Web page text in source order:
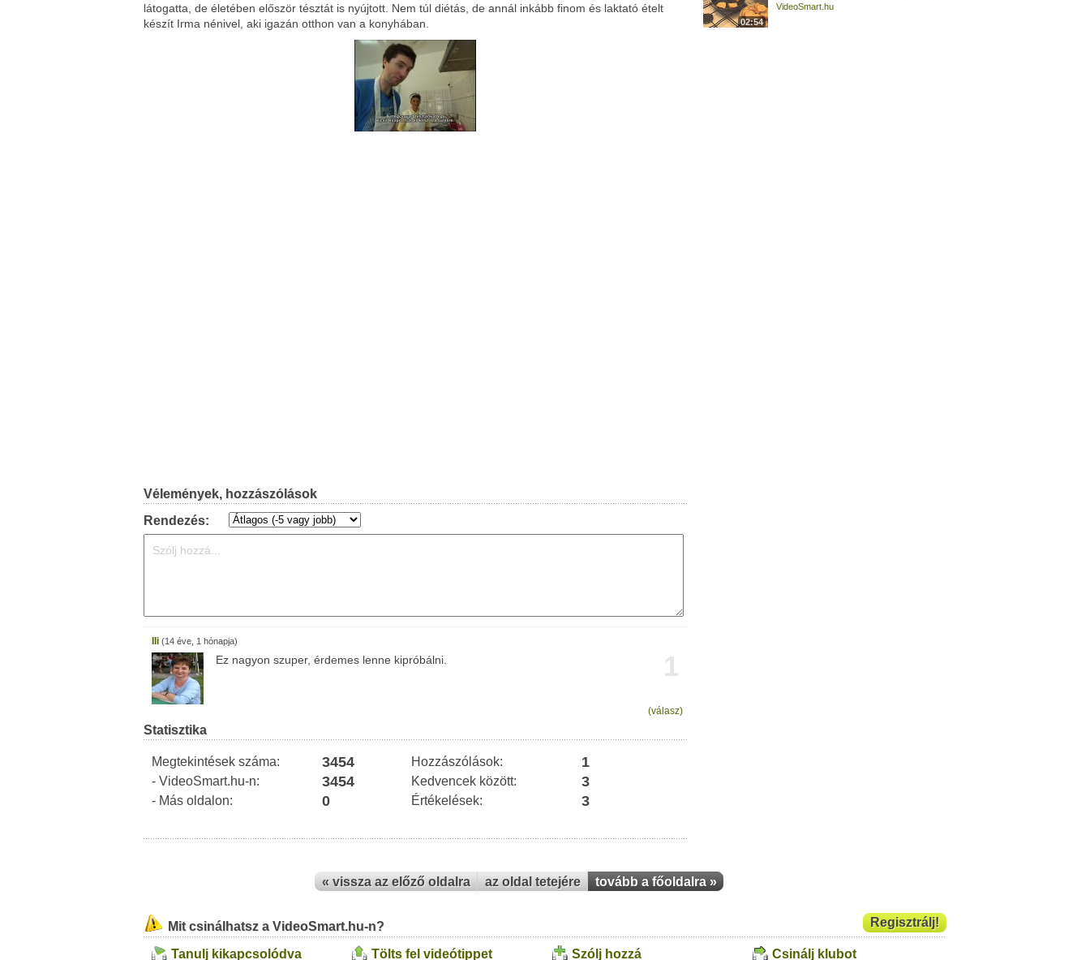
Címzett e-mail címe:
Google
látogatta, de életében először tésztát is nyújtott. Nem túl diétás, de annál inkább finom és laktató ételt
készít Irma nénivel, aki igazán otthon van a konyhában.
Vélemények, hozzászólások
Rendezés:
Ili (14 éve, 1 hónapja)
1
Ez nagyon szuper, érdemes lenne kipróbálni.
(válasz)
Statisztika
Megtekintések száma: 3454 Hozzászólások: 1
- VideoSmart.hu-n: 3454 Kedvencek között: 3
- Más oldalon: 0 Értékelések: 3
02:54
VideoSmart.hu
« vissza az előző oldalra az oldal tetejére tovább a főoldalra »
Regisztrálj!
Mit csinálhatsz a VideoSmart.hu-n?
Tanulj kikapcsolódva
Tölts fel videótippet Szólj hozzá Csinálj klubot